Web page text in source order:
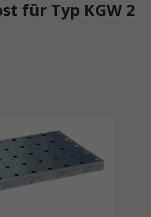
für Typ KGW 2